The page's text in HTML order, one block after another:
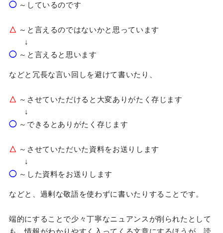
◯～しているのです
△
～と言えるのではないかと思っています
↓
◯～と言えると思います
などと冗長な言い回しを避けて書いたり、
△
～させていただけると大変ありがたく存じます
↓
◯～できるとありがたく存じます
△
～させていただいた資料をお送りします
↓
◯～した資料をお送りします
などと、過剰な敬語を使わずに書いたりすることです。
端的にすることで少々丁寧なニュアンスが削られたとして
も、情報がわかりやすく入ってくる文章にするほうが、読